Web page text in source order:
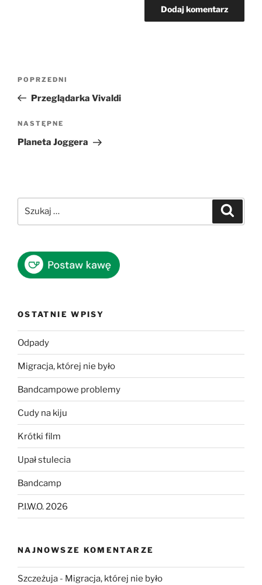
Poprzedni
wpis
POPRZEDNI
Przeglądarka Vivaldi
Następny
wpis
NASTĘPNE
Planeta Joggera
OSTATNIE WPISY
Odpady
Migracja, której nie było
Bandcampowe problemy
Cudy na kiju
Krótki film
Upał stulecia
Bandcamp
P.I.W.O. 2026
NAJNOWSZE KOMENTARZE
Szczeżuja - Migracja, której nie było